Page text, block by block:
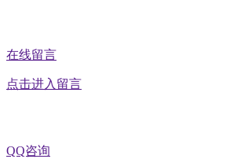
在线留言
点击进入留言
QQ咨询